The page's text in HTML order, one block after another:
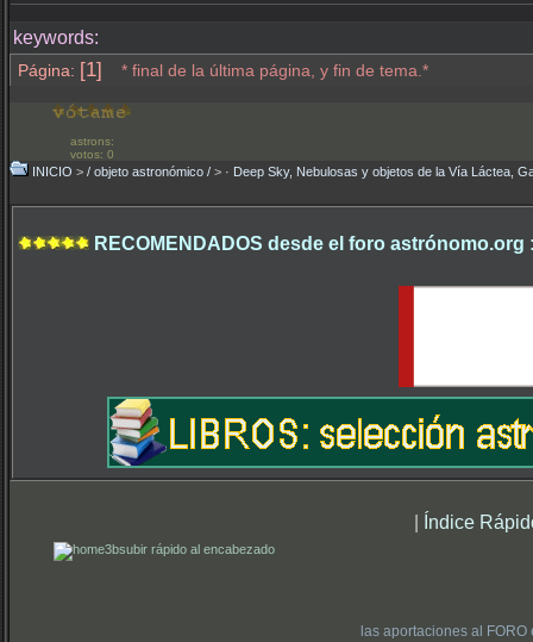
keywords:
Página: [1] * final de la última página, y fin de tema.*
astrons:
votos: 0
INICIO > / objeto astronómico / > · Deep Sky, Nebulosas y objetos de la Vía Láctea,
RECOMENDADOS desde el foro astrónomo.org
| Índice
subir rápido al encabezado
las aportaciones al